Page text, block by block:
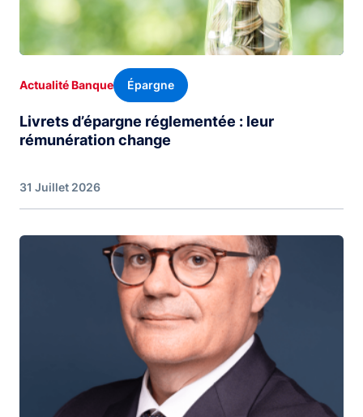
Actualité Banque Épargne
Livrets d’épargne réglementée : leur
rémunération change
31 Juillet 2026
Image